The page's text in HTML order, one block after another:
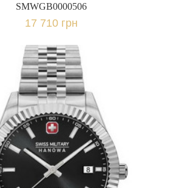
SMWGB0000506
17 710 грн